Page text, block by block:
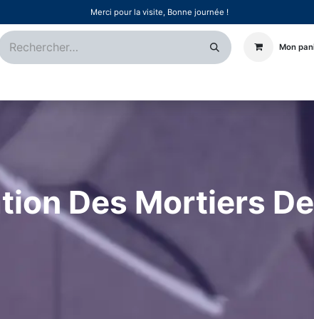
Merci pour la visite, Bonne journée !
Mon
Des Mortiers